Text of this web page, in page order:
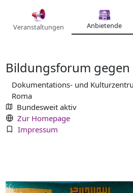
Veranstaltungen Anbietende
Bildungsforum
Dokumentations- und
Roma
Bundesweit aktiv
Zur Homepage
Impressum